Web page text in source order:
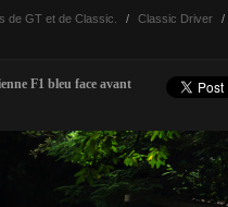
de GT et de Classic. / Classic Driver /
F1 bleu face avant